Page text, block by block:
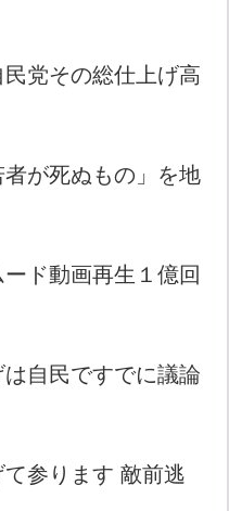
党その総仕上げ高
が死ぬもの」を地
ド動画再生１億回
自民ですでに議論
参ります 敵前逃